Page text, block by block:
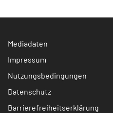
Mediadaten
Impressum
Nutzungsbedingungen
Datenschutz
Barrierefreiheitserklärung